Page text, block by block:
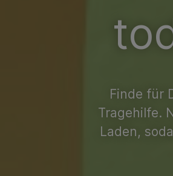
Finde für
Tragehilfe.
Laden,